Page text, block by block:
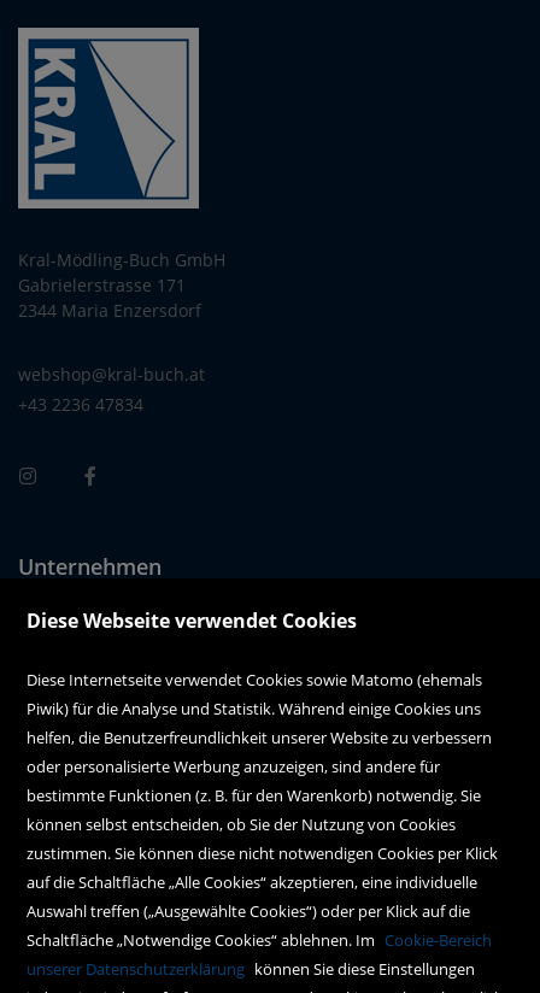
Kral-Mödling-Buch GmbH
Gabrielerstrasse 171
2344 Maria Enzersdorf
webshop@kral-buch.at
+43 2236 47834
Unternehmen
Über uns
Kundenservice
Hilfe
Kontakt
Social Media
Policy
Diese Webseite verwendet Cookies
Diese Internetseite verwendet Cookies sowie Matomo (ehemals
Piwik) für die Analyse und Statistik. Während einige Cookies uns
helfen, die Benutzerfreundlichkeit unserer Website zu verbessern
oder personalisierte Werbung anzuzeigen, sind andere für
bestimmte Funktionen (z. B. für den Warenkorb) notwendig. Sie
können selbst entscheiden, ob Sie der Nutzung von Cookies
zustimmen. Sie können diese nicht notwendigen Cookies per Klick
auf die Schaltfläche „Alle Cookies“ akzeptieren, eine individuelle
Auswahl treffen („Ausgewählte Cookies“) oder per Klick auf die
Schaltfläche „Notwendige Cookies“ ablehnen. Im Cookie-Bereich
unserer Datenschutzerklärung können Sie diese Einstellungen